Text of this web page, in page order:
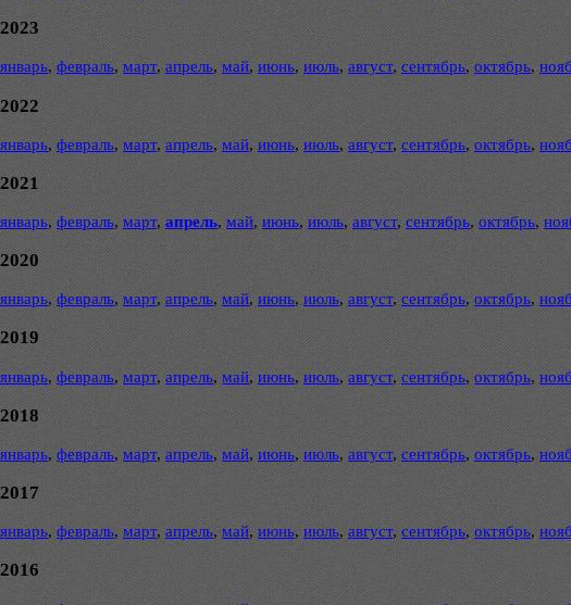
2023
январь, февраль, март, апрель, май, июнь, июль, август, сентябрь, октябрь,
2022
январь, февраль, март, апрель, май, июнь, июль, август, сентябрь, октябрь,
2021
январь, февраль, март, апрель, май, июнь, июль, август, сентябрь, октябрь,
2020
январь, февраль, март, апрель, май, июнь, июль, август, сентябрь, октябрь,
2019
январь, февраль, март, апрель, май, июнь, июль, август, сентябрь, октябрь,
2018
январь, февраль, март, апрель, май, июнь, июль, август, сентябрь, октябрь,
2017
январь, февраль, март, апрель, май, июнь, июль, август, сентябрь, октябрь,
2016